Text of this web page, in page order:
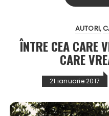
AUTORI
ÎNTRE CEA CARE
CARE
21 ianuarie 2017